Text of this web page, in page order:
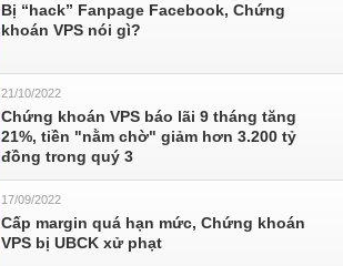
Bị “hack” Fanpage Facebook, Chứng
khoán VPS nói gì?
21/10/2022
Chứng khoán VPS báo lãi 9 tháng tăng
21%, tiền "nằm chờ" giảm hơn 3.200 tỷ
đồng trong quý 3
17/09/2022
Cấp margin quá hạn mức, Chứng khoán
VPS bị UBCK xử phạt